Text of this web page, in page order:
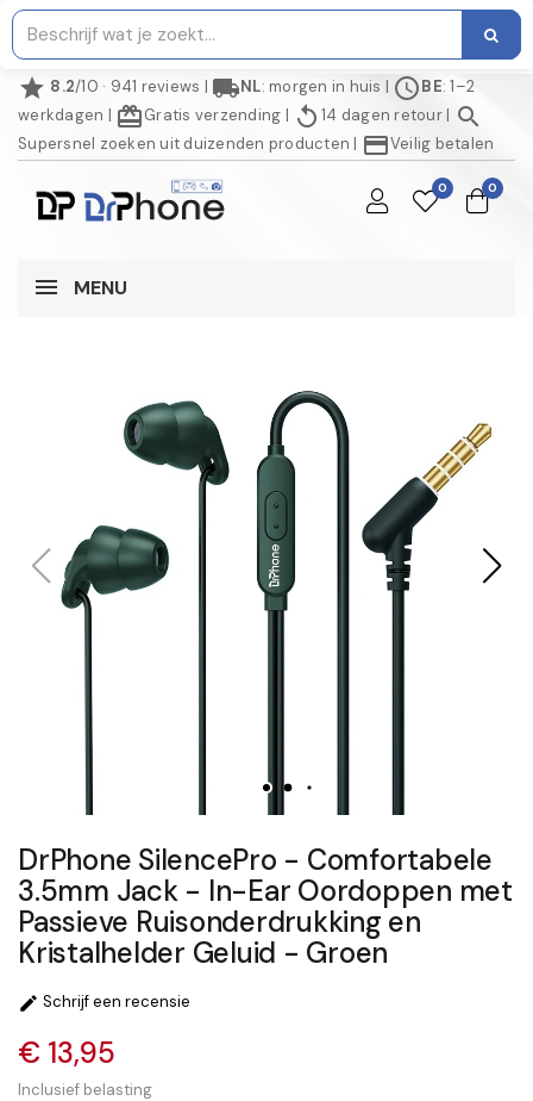
star 8.2/10 · 941 reviews | local_shippingNL: morgen in huis | scheduleBE: 1–2
werkdagen | redeemGratis verzending | replay 14 dagen retour| search
Supersnel zoeken uit duizenden producten | credit_cardVeilig betalen
0 0
MENU
DrPhone SilencePro - Comfortabele
3.5mm Jack - In-Ear Oordoppen met
Passieve Ruisonderdrukking en
Kristalhelder Geluid - Groen
 Schrijf een recensie
€ 13,95
Inclusief belasting